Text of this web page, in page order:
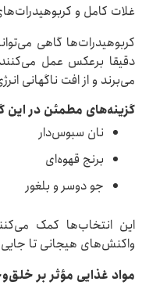
غلات کامل و
کربوهیدرات‌ها گاهی
دقیقا برعکس عمل می‌کنند.
می‌برند و از افت ناگهانی
گزینه‌های مطمئن در این
نان سبوس‌دار
برنج قهوه‌ای
جو دوسر و بلغور
این انتخاب‌ها کمک
واکنش‌های هیجانی تا
مواد غذایی مؤثر بر